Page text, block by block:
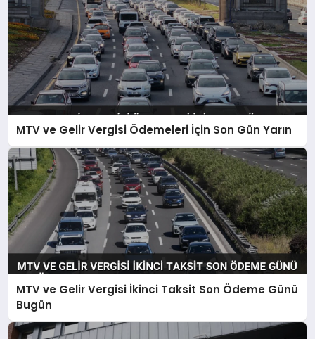
MTV ve Gelir Vergisi Ödemeleri İçin Son Gün Yarın
MTV ve Gelir Vergisi İkinci Taksit Son Ödeme Günü
Bugün